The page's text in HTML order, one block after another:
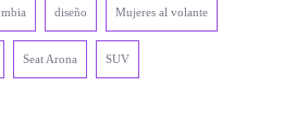
diseño Mujeres al volante
Seat Arona SUV